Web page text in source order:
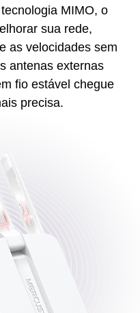
MIMO, o
sua rede,
as velocidades sem
antenas externas
fio estável chegue
precisa.